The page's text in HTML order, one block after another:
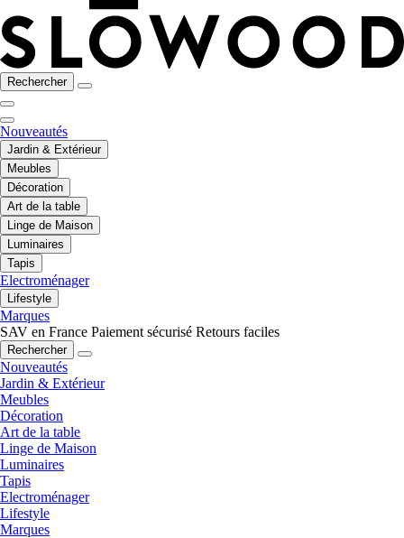
Rechercher
Nouveautés
Jardin & Extérieur
Meubles
Décoration
Art de la table
Linge de Maison
Luminaires
Tapis
Electroménager
Lifestyle
Marques
SAV en France Paiement sécurisé Retours faciles
Rechercher
Nouveautés
Jardin & Extérieur
Meubles
Décoration
Art de la table
Linge de Maison
Luminaires
Tapis
Electroménager
Lifestyle
Marques